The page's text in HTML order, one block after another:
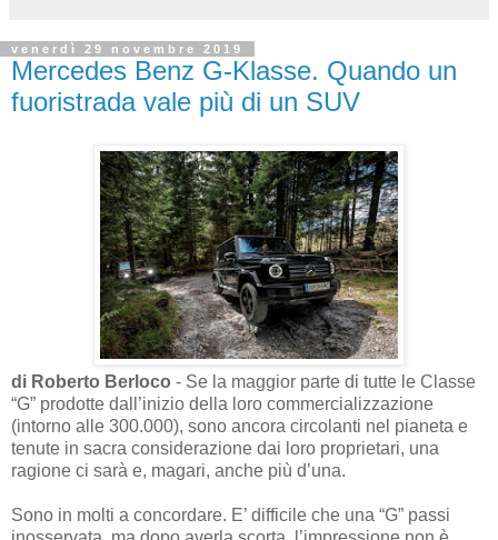
venerdì 29 novembre 2019
Mercedes Benz G-Klasse. Quando un
fuoristrada vale più di un SUV
di Roberto Berloco - Se la maggior parte di tutte le Classe
“G” prodotte dall’inizio della loro commercializzazione
(intorno alle 300.000), sono ancora circolanti nel pianeta e
tenute in sacra considerazione dai loro proprietari, una
ragione ci sarà e, magari, anche più d’una.
Sono in molti a concordare. E’ difficile che una “G” passi